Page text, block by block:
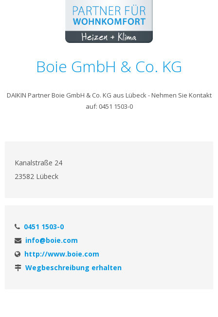
Boie GmbH & Co. KG
DAIKIN Partner Boie GmbH & Co. KG aus Lübeck - Nehmen Sie Kontakt
auf: 0451 1503-0
Kanalstraße 24
23582 Lübeck
0451 1503-0
info@boie.com
http://www.boie.com
Wegbeschreibung erhalten